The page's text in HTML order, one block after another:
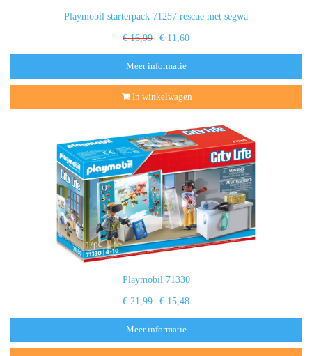
Playmobil starterpack 71257 rescue met segwa
€ 16,99 € 11,60
Meer informatie
In winkelwagen
Playmobil 71330
€ 21,99 € 15,48
Meer informatie